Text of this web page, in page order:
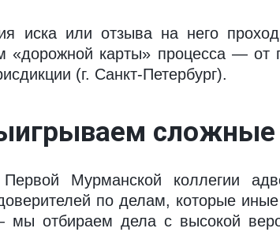
или отзыва на него
«дорожной карты» процесса — от
(г. Санкт-Петербург).
Мурманской коллегии
по делам, которые
отбираем дела с высокой